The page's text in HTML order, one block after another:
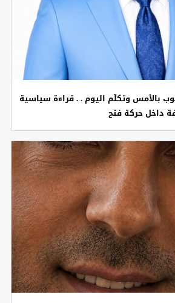
بالأمس وتكلّم اليوم . . قراءة سياسية
داخل حركة فتح